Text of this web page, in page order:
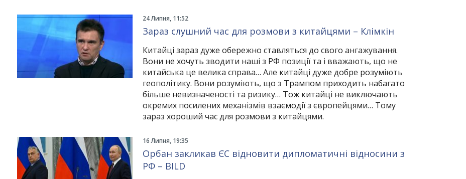
24 Липня, 11:52
Зараз слушний час для розмови з китайцями – Клімкін
Китайці зараз дуже обережно ставляться до свого ангажування.
Вони не хочуть зводити наші з РФ позиції та і вважають, що не
китайська це велика справа… Але китайці дуже добре розуміють
геополітику. Вони розуміють, що з Трампом приходить набагато
більше невизначеності та ризику… Тож китайці не виключають
окремих посилених механізмів взаємодії з європейцями… Тому
зараз хороший час для розмови з китайцями.
16 Липня, 19:35
Орбан закликав ЄС відновити дипломатичні відносини з
РФ – BILD